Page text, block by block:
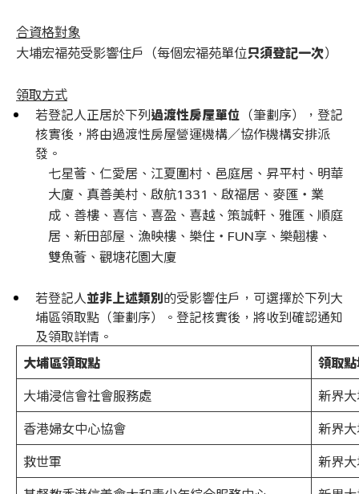
合資格對象
大埔宏福苑受影響住戶（每個宏福苑單位只須登記一次）
領取方式
若登記人正居於下列過渡性房屋單位 （筆劃序），登記
核實後，將由過渡性房屋營運機構／協作機構安排派
發。
七星薈、仁愛居、江夏圍村、邑庭居、昇平村、明華
大廈、真善美村、啟航1331、啟福居、麥匯‧業
成、善樓、喜信、喜盈、喜越、策誠軒、雅匯、順庭
居、新田部屋、漁映樓、樂住‧FUN享、樂翹樓、
雙魚薈、觀塘花園大廈
若登記人並非上述類別的受影響住戶，可選擇於下列大
埔區領取點（筆劃序）。登記核實後，將收到確認通知
及領取詳情。
大埔區領取點
領取點
大埔浸信會社會服務處
新界
香港婦女中心協會
新界
救世軍
新界